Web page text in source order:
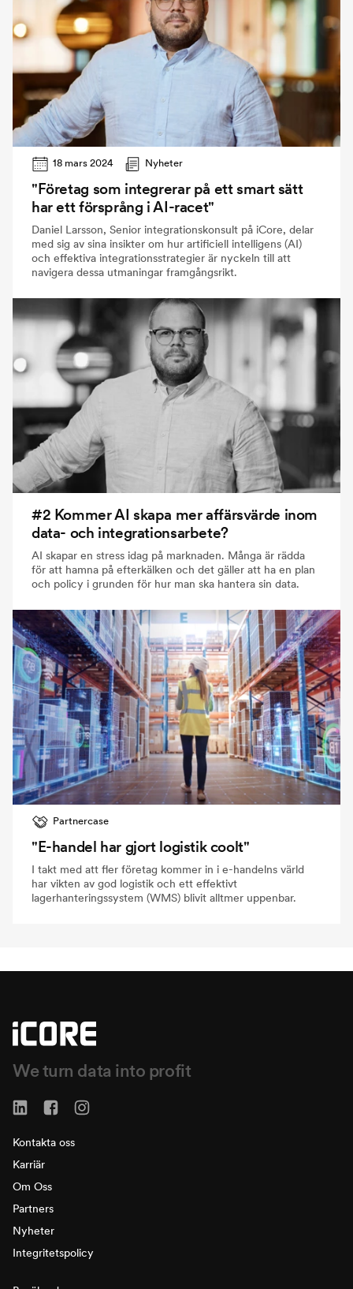
18 mars 2024 Nyheter
"Företag som integrerar på ett smart sätt
har ett försprång i AI-racet"
Daniel Larsson, Senior integrationskonsult på iCore, delar
med sig av sina insikter om hur artificiell intelligens (AI)
och effektiva integrationsstrategier är nyckeln till att
navigera dessa utmaningar framgångsrikt.
#2 Kommer AI skapa mer affärsvärde inom
data- och integrationsarbete?
AI skapar en stress idag på marknaden. Många är rädda
för att hamna på efterkälken och det gäller att ha en plan
och policy i grunden för hur man ska hantera sin data.
Partnercase
"E-handel har gjort logistik coolt"
I takt med att fler företag kommer in i e-handelns värld
har vikten av god logistik och ett effektivt
lagerhanteringssystem (WMS) blivit alltmer uppenbar.
We turn data into profit
Kontakta oss
Karriär
Om Oss
Partners
Nyheter
Integritetspolicy